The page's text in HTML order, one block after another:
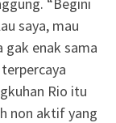
saya, mau
gak enak sama
Rio itu
non aktif yang